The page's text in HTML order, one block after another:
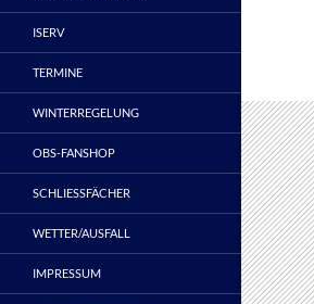
ISERV
TERMINE
WINTERREGELUNG
OBS-FANSHOP
SCHLIESSFÄCHER
WETTER/AUSFALL
IMPRESSUM